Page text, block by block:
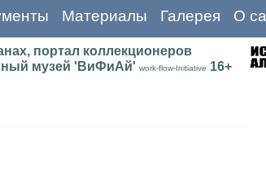
Материалы Галерея О
портал коллекционеров
музей 'ВиФиАй' work-flow-Initiative 16+